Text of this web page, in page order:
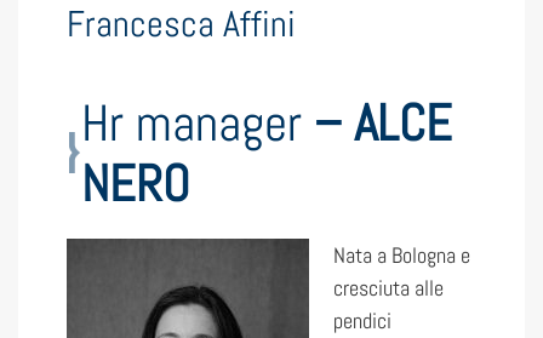
Francesca Affini
Hr manager – ALCE
NERO
Nata a Bologna e
cresciuta alle
pendici